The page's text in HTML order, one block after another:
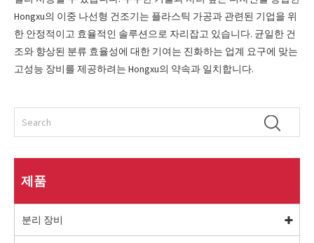
Hongxu의 이중 나선형 건조기는 플라스틱 가공과 관련된 기업을 위
한 안정적이고 효율적인 솔루션으로 자리잡고 있습니다. 균일한 건
조와 향상된 분류 효율성에 대한 기여는 진화하는 업계 요구에 맞는
고성능 장비를 제공하려는 Hongxu의 약속과 일치합니다.
제품
분리 장비